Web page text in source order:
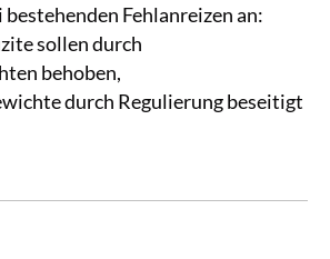
bestehenden Fehlanreizen an:
sollen durch
behoben,
durch Regulierung beseitigt